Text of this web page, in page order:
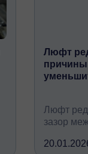
Люфт
Люфт
зазор